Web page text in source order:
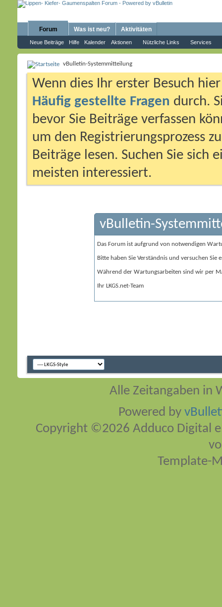
Forum
Neue Beiträge Hilfe Kalender Aktionen Nützliche Links Services
Was ist neu? Aktivitäten
vBulletin-Systemmitteilung
Wenn dies Ihr erster Besuch
Häufig gestellte Fragen durch.
bevor Sie Beiträge verfassen
um den Registrierungsprozess
Beiträge lesen. Suchen Sie sich
meisten interessiert.
vBulletin-
Das Forum ist aufgrund von notwendigen
Bitte haben Sie Verständnis und versuchen Sie
Während der Wartungsarbeiten sind wir per
Ihr LKGS.net-Team
Alle Zeitangaben in
Powered by
Copyright ©2026 Adduco Digital
Template-